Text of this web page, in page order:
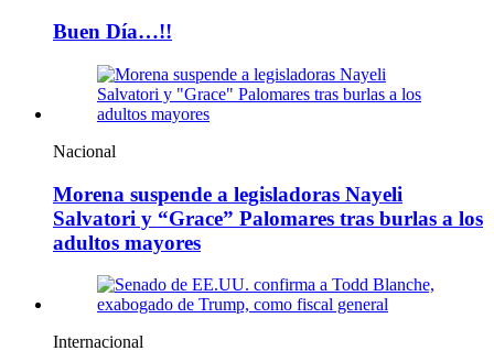
Buen Día…!!
Nacional
Morena suspende a legisladoras Nayeli
Salvatori y “Grace” Palomares tras burlas a los
adultos mayores
Internacional